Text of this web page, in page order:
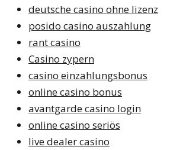
deutsche casino ohne lizenz
posido casino auszahlung
rant casino
Casino zypern
casino einzahlungsbonus
online casino bonus
avantgarde casino login
online casino seriös
live dealer casino